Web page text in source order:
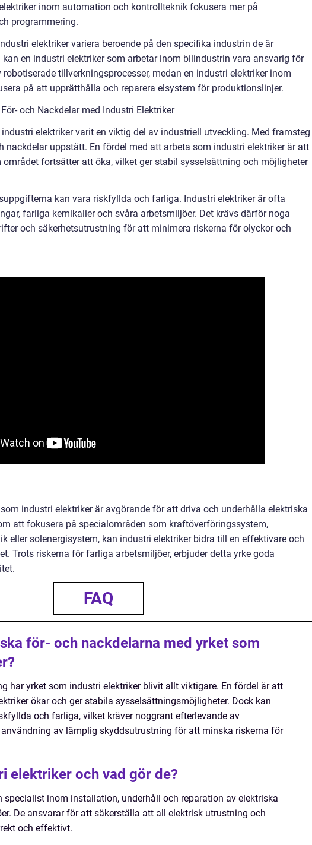
inom automation och kontrollteknik fokusera mer på
programmering.
elektriker variera beroende på den specifika industrin de är
en industri elektriker som arbetar inom bilindustrin vara ansvarig för
tillverkningsprocesser, medan en industri elektriker inom
på att upprätthålla och reparera elsystem för produktionslinjer.
och Nackdelar med Industri Elektriker
elektriker varit en viktig del av industriell utveckling. Med framsteg
nackdelar uppstått. En fördel med att arbeta som industri elektriker är att
fortsätter att öka, vilket ger stabil sysselsättning och möjligheter
kan vara riskfyllda och farliga. Industri elektriker är ofta
farliga kemikalier och svåra arbetsmiljöer. Det krävs därför noga
och säkerhetsutrustning för att minimera riskerna för olyckor och
industri elektriker är avgörande för att driva och underhålla elektriska
att fokusera på specialområden som kraftöverföringssystem,
eller solenergisystem, kan industri elektriker bidra till en effektivare och
Trots riskerna för farliga arbetsmiljöer, erbjuder detta yrke goda
FAQ
för- och nackdelarna med yrket som
har yrket som industri elektriker blivit allt viktigare. En fördel är att
ökar och ger stabila sysselsättningsmöjligheter. Dock kan
och farliga, vilket kräver noggrant efterlevande av
av lämplig skyddsutrustning för att minska riskerna för
elektriker och vad gör de?
specialist inom installation, underhåll och reparation av elektriska
De ansvarar för att säkerställa att all elektrisk utrustning och
och effektivt.